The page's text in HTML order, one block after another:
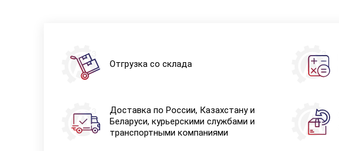
Отгрузка со склада
Доставка по России, Казахстану и
Беларуси, курьерскими службами и
транспортными компаниями